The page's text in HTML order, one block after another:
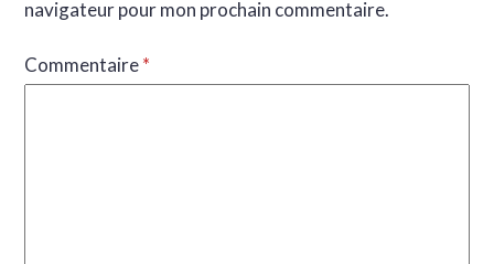
navigateur pour mon prochain commentaire.
Commentaire*